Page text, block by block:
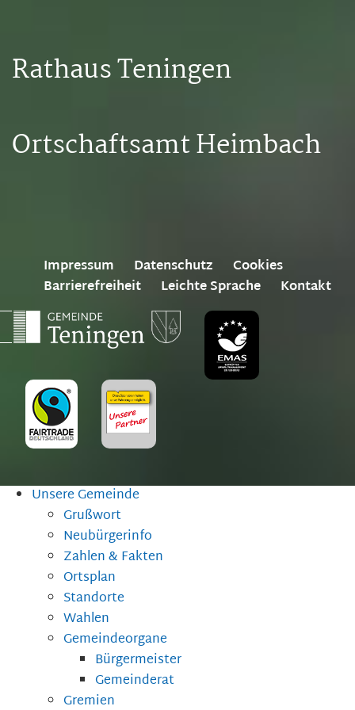
Rathaus Teningen
Ortschaftsamt Heimbach
Impressum Datenschutz
Cookies
Barrierefreiheit
Leichte Sprache Kontakt
Unsere Gemeinde
Grußwort
Neubürgerinfo
Zahlen & Fakten
Ortsplan
Standorte
Wahlen
Gemeindeorgane
Bürgermeister
Gemeinderat
Gremien